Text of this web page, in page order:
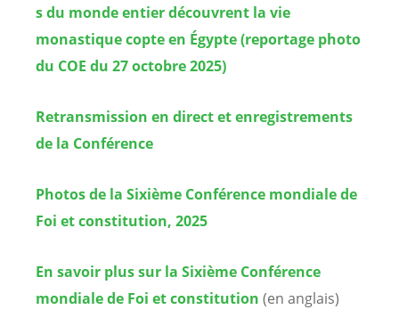
s du monde entier découvrent la vie
monastique copte en Égypte (reportage photo
du COE du 27 octobre 2025)
Retransmission en direct et enregistrements
de la Conférence
Photos de la Sixième Conférence mondiale de
Foi et constitution, 2025
En savoir plus sur la Sixième Conférence
mondiale de Foi et constitution (en anglais)